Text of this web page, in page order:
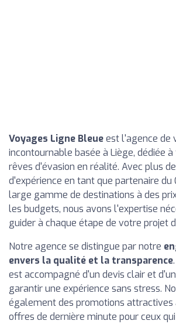
Voyages Ligne Bleueest l'agence de
incontournable basée à Liège, dédiée
rêves d'évasion en réalité. Avec plus
d'expérience en tant que partenaire du
large gamme de destinations à des
les budgets, nous avons l'expertise
guider à chaque étape de votre projet
Notre agence se distingue par notre
envers la qualité et la transparence
est accompagné d'un devis clair et
garantir une expérience sans stress.
également des promotions attractives
offres de dernière minute pour ceux